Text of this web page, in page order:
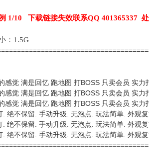
1/10 下载链接失效联系QQ 401365337
：1.5G
感觉 满是回忆 跑地图 打BOSS 只卖会员 实力
感觉 满是回忆 跑地图 打BOSS 只卖会员 实力
感觉 满是回忆 跑地图 打BOSS 只卖会员 实力
. 绝不保留. 手动升级. 无泡点. 玩法简单. 外观
. 绝不保留. 手动升级. 无泡点. 玩法简单. 外观
. 绝不保留. 手动升级. 无泡点. 玩法简单. 外观